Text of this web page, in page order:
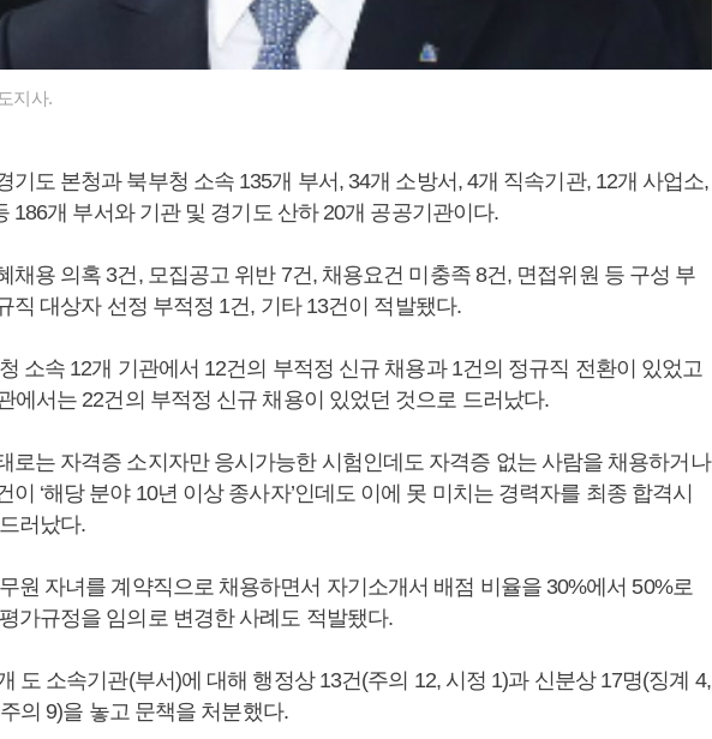
지사.
기도 본청과 북부청 소속 135개 부서, 34개 소방서, 4개 직속기관, 12개 사업소,
186개 부서와 기관 및 경기도 산하 20개 공공기관이다.
채용 의혹 3건, 모집공고 위반 7건, 채용요건 미충족 8건, 면접위원 등 구성 부
직 대상자 선정 부적정 1건, 기타 13건이 적발됐다.
소속 12개 기관에서 12건의 부적정 신규 채용과 1건의 정규직 전환이 있었고
에서는 22건의 부적정 신규 채용이 있었던 것으로 드러났다.
로는 자격증 소지자만 응시가능한 시험인데도 자격증 없는 사람을 채용하거나
이 ‘해당 분야 10년 이상 종사자’인데도 이에 못 미치는 경력자를 최종 합격시
러났다.
원 자녀를 계약직으로 채용하면서 자기소개서 배점 비율을 30%에서 50%로
가규정을 임의로 변경한 사례도 적발됐다.
도 소속기관(부서)에 대해 행정상 13건(주의 12, 시정 1)과 신분상 17명(징계 4,
의 9)을 놓고 문책을 처분했다.